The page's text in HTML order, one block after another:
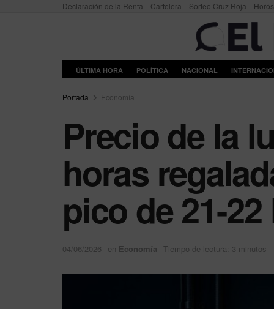
Declaración de la Renta Cartelera Sorteo Cruz Roja
ÚLTIMA HORA POLÍTICA NACIONAL
Portada Economía
Precio de la
horas
pico de 21-22
04/06/2026 en Economía Tiempo de lectura: 3 minutos